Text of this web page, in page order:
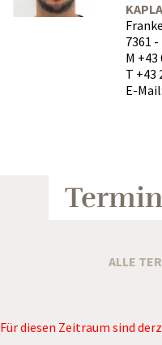
7361
M +43
T +43
E-Mail:
ALLE
Für diesen Zeitraum sind